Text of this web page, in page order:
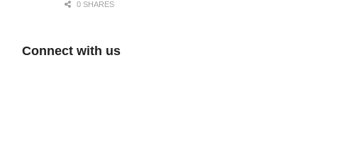
0 SHARES
Connect with us